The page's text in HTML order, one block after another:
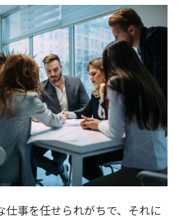
仕事を任せられがちで、それに